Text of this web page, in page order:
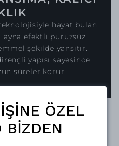
hayat bulan
ayna efektli pürüzsüz
şekilde yansıtır.
yapısı sayesinde,
süreler korur.
ÖZEL
BİZDEN